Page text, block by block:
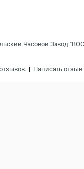
Часовой Завод
| Написать отзыв